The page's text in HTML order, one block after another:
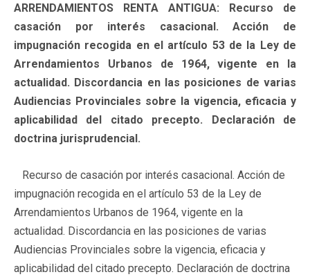
ARRENDAMIENTOS RENTA ANTIGUA: Recurso de
casación por interés casacional. Acción de
impugnación recogida en el artículo 53 de la Ley de
Arrendamientos Urbanos de 1964, vigente en la
actualidad. Discordancia en las posiciones de varias
Audiencias Provinciales sobre la vigencia, eficacia y
aplicabilidad del citado precepto. Declaración de
doctrina jurisprudencial.
Recurso de casación por interés casacional. Acción de
impugnación recogida en el artículo 53 de la Ley de
Arrendamientos Urbanos de 1964, vigente en la
actualidad. Discordancia en las posiciones de varias
Audiencias Provinciales sobre la vigencia, eficacia y
aplicabilidad del citado precepto. Declaración de doctrina